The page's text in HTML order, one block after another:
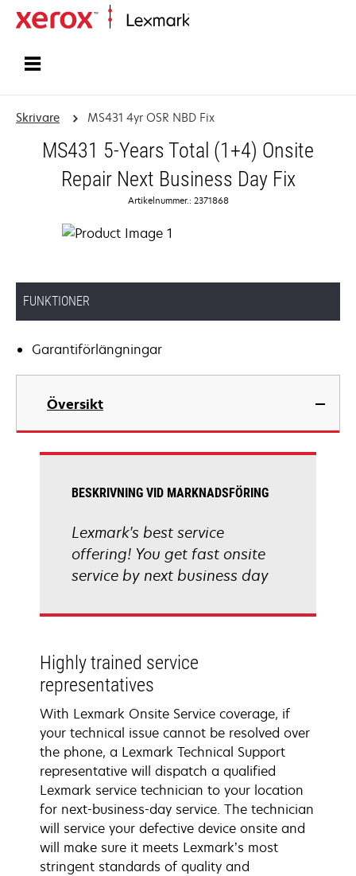
Skrivare MS431 4yr OSR NBD Fix
MS431 5-Years Total (1+4) Onsite
Repair Next Business Day Fix
Artikelnummer.: 2371868
FUNKTIONER
Garantiförlängningar
Översikt
BESKRIVNING VID MARKNADSFÖRING
Lexmark's best service
offering! You get fast onsite
service by next business day
Highly trained service
representatives
With Lexmark Onsite Service coverage, if
your technical issue cannot be resolved over
the phone, a Lexmark Technical Support
representative will dispatch a qualified
Lexmark service technician to your location
for next-business-day service. The technician
will service your defective device onsite and
will make sure it meets Lexmark’s most
stringent standards of quality and